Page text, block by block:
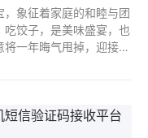
象征着家庭的和睦与团
饺子，是美味盛宴，也
一年晦气甩掉，迎接新